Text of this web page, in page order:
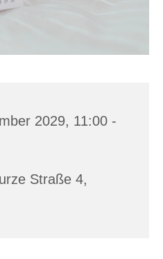
2029, 11:00 -
Straße 4,